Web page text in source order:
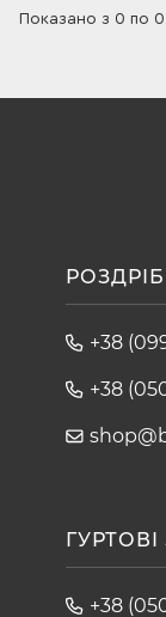
Показано з 0 по 0
+38
+38
+38